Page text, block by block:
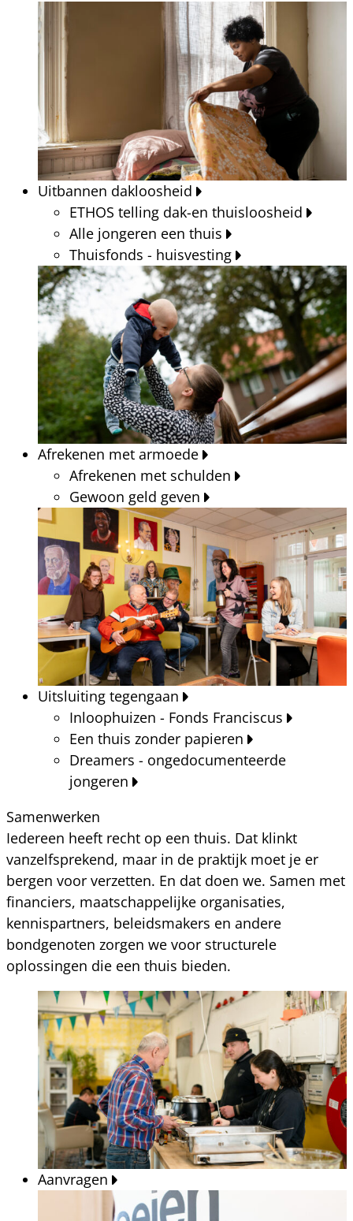
Uitbannen dakloosheid
ETHOS telling dak-en thuisloosheid
Alle jongeren een thuis
Thuisfonds - huisvesting
Afrekenen met armoede
Afrekenen met schulden
Gewoon geld geven
Uitsluiting tegengaan
Inloophuizen - Fonds Franciscus
Een thuis zonder papieren
Dreamers - ongedocumenteerde
jongeren
Samenwerken
Iedereen heeft recht op een thuis. Dat klinkt
vanzelfsprekend, maar in de praktijk moet je er
bergen voor verzetten. En dat doen we. Samen met
financiers, maatschappelijke organisaties,
kennispartners, beleidsmakers en andere
bondgenoten zorgen we voor structurele
oplossingen die een thuis bieden.
Aanvragen